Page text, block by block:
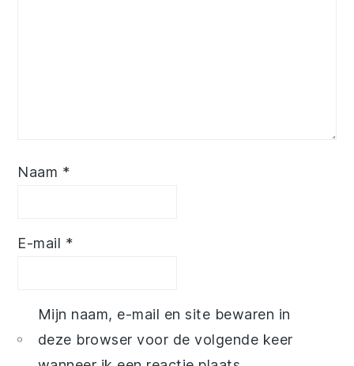
Naam *
E-mail *
Mijn naam, e-mail en site bewaren in
deze browser voor de volgende keer